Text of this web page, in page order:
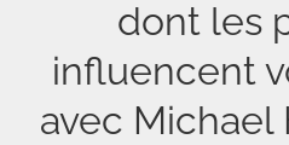
dont les
influencent
avec Michael